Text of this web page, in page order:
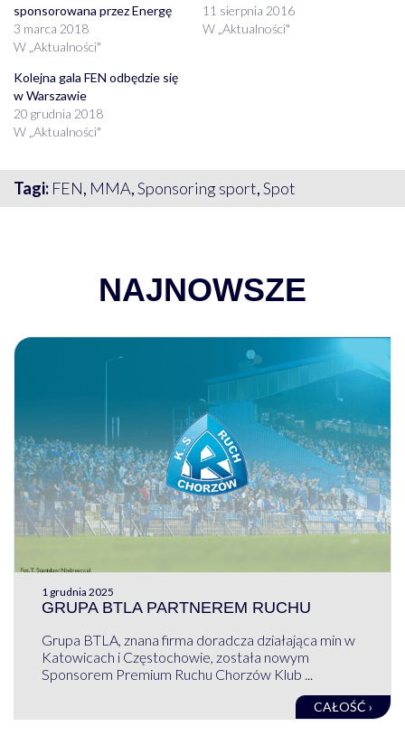
sponsorowana przez Energę
3 marca 2018
W „Aktualności"
11 sierpnia 2016
W „Aktualności"
Kolejna gala FEN odbędzie się
w Warszawie
20 grudnia 2018
W „Aktualności"
Tagi: FEN, MMA,Sponsoring sport,Spot
NAJNOWSZE
1 grudnia 2025
GRUPA BTLA PARTNEREM RUCHU
Grupa BTLA, znana firma doradcza działająca min w
Katowicach i Częstochowie, została nowym
Sponsorem Premium Ruchu Chorzów Klub ...
CAŁOŚĆ ›